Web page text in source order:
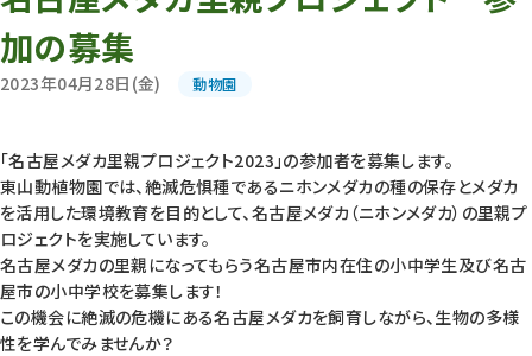
加の募集
2023年04月28日(金) 動物園
「名古屋メダカ里親プロジェクト2023」の参加者を募集します。
東山動植物園では、絶滅危惧種であるニホンメダカの種の保存とメダカ
を活用した環境教育を目的として、名古屋メダカ（ニホンメダカ）の里親プ
ロジェクトを実施しています。
名古屋メダカの里親になってもらう名古屋市内在住の小中学生及び名古
屋市の小中学校を募集します！
この機会に絶滅の危機にある名古屋メダカを飼育しながら、生物の多様
性を学んでみませんか？